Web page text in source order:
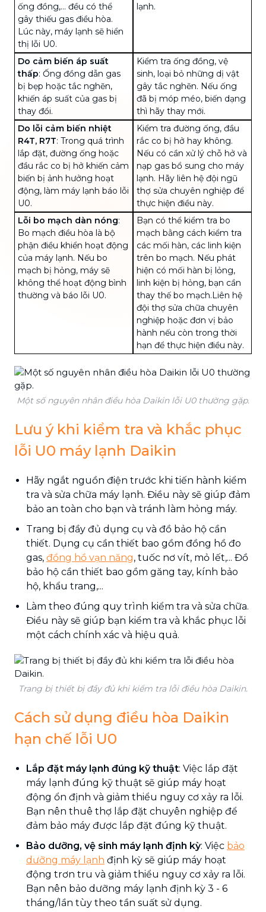
ống đồng,... đều có thể
gây thiếu gas điều hòa.
Lúc này, máy lạnh sẽ hiển
thị lỗi U0.
lạnh.
Do cảm biến áp suất
thấp: Ống đồng dẫn gas
bị bẹp hoặc tắc nghẽn,
khiến áp suất của gas bị
thay đổi.
Kiểm tra ống đồng, vệ
sinh, loại bỏ những dị vật
gây tắc nghẽn. Nếu ống
đã bị móp méo, biến dạng
thì hãy thay mới.
Do lỗi cảm biến nhiệt
R4T, R7T: Trong quá trình
lắp đặt, đường ống hoặc
đầu rắc co bị hở khiến cảm
biến bị ảnh hưởng hoạt
động, làm máy lạnh báo lỗi
U0.
Kiểm tra đường ống, đầu
rắc co bị hở hay không.
Nếu có cần xử lý chỗ hở và
nạp gas bổ sung cho máy
lạnh. Hãy liên hệ đội ngũ
thợ sửa chuyên nghiệp để
thực hiện điều này.
Lỗi bo mạch dàn nóng:
Bo mạch điều hòa là bộ
phận điều khiển hoạt động
của máy lạnh. Nếu bo
mạch bị hỏng, máy sẽ
không thể hoạt động bình
thường và báo lỗi U0.
Bạn có thể kiểm tra bo
mạch bằng cách kiểm tra
các mối hàn, các linh kiện
trên bo mạch. Nếu phát
hiện có mối hàn bị lỏng,
linh kiện bị hỏng, bạn cần
thay thế bo mạch.Liên hệ
đội thợ sửa chữa chuyên
nghiệp hoặc đơn vị bảo
hành nếu còn trong thời
hạn để thực hiện điều này.
Một số nguyên nhân điều hòa Daikin lỗi U0 thường gặp.
Lưu ý khi kiểm tra và khắc phục
lỗi U0 máy lạnh Daikin
Hãy ngắt nguồn điện trước khi tiến hành kiểm
tra và sửa chữa máy lạnh. Điều này sẽ giúp đảm
bảo an toàn cho bạn và tránh làm hỏng máy.
Trang bị đầy đủ dụng cụ và đồ bảo hộ cần
thiết. Dụng cụ cần thiết bao gồm đồng hồ đo
gas, đồng hồ vạn năng, tuốc nơ vít, mỏ lết,... Đồ
bảo hộ cần thiết bao gồm găng tay, kính bảo
hộ, khẩu trang,...
Làm theo đúng quy trình kiểm tra và sửa chữa.
Điều này sẽ giúp bạn kiểm tra và khắc phục lỗi
một cách chính xác và hiệu quả.
Trang bị thiết bị đầy đủ khi kiểm tra lỗi điều hòa Daikin.
Cách sử dụng điều hòa Daikin
hạn chế lỗi U0
Lắp đặt máy lạnh đúng kỹ thuật: Việc lắp đặt
máy lạnh đúng kỹ thuật sẽ giúp máy hoạt
động ổn định và giảm thiểu nguy cơ xảy ra lỗi.
Bạn nên thuê thợ lắp đặt chuyên nghiệp để
đảm bảo máy được lắp đặt đúng kỹ thuật.
Bảo dưỡng, vệ sinh máy lạnh định kỳ: Việc bảo
dưỡng máy lạnh định kỳ sẽ giúp máy hoạt
động trơn tru và giảm thiểu nguy cơ xảy ra lỗi.
Bạn nên bảo dưỡng máy lạnh định kỳ 3 - 6
tháng/lần tùy theo tần suất sử dụng.